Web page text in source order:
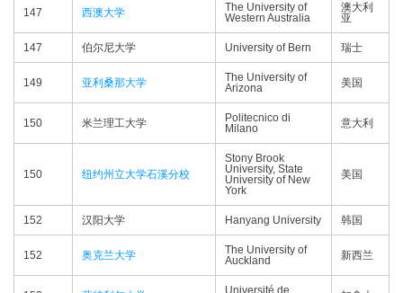
147 西澳大学
The University of
Western Australia
澳大利
亚
147 伯尔尼大学 University of Bern 瑞士
149 亚利桑那大学
The University of
Arizona
美国
150 米兰理工大学
Politecnico di
Milano
意大利
150 纽约州立大学石溪分校
Stony Brook
University, State
University of New
York
美国
152 汉阳大学 Hanyang University 韩国
152 奥克兰大学
The University of
Auckland
新西兰
Université de